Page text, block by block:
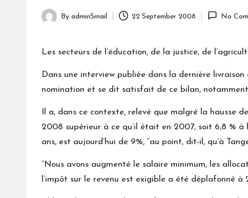
Posted
By adminSmail 22 September 2008 No
Les secteurs de l’éducation, de la justice, de
Dans une interview publiée dans la dernière
nomination et se dit satisfait de ce bilan,
Il a, dans ce contexte, relevé que malgré la hausse
2008 supérieur à ce qu’il était en 2007, soit 6,8 %
ans, est aujourd’hui de 9%, “au point, dit-il, qu’à
“Nous avons augmenté le salaire minimum, les
l’impôt sur le revenu est exigible a été déplafonné